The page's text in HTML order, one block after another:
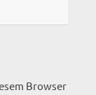
Browser